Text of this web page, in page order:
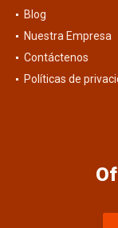
Blog
Nuestra Empresa
Contáctenos
Políticas de